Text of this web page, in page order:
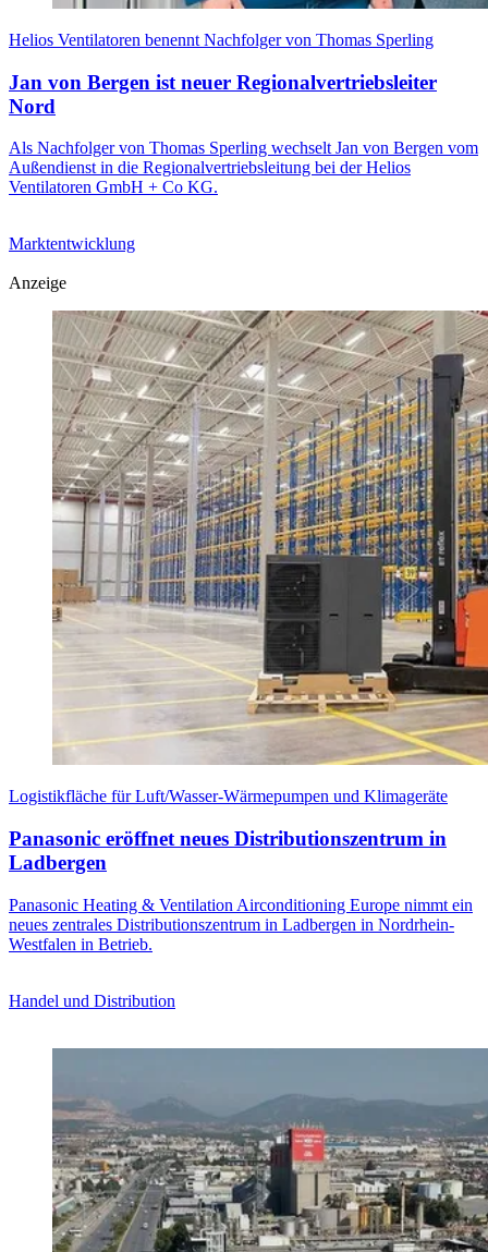
Helios Ventilatoren benennt Nachfolger von Thomas Sperling
Jan von Bergen ist neuer Regionalvertriebsleiter
Nord
Als Nachfolger von Thomas Sperling wechselt Jan von Bergen vom
Außendienst in die Regionalvertriebsleitung bei der Helios
Ventilatoren GmbH + Co KG.
Marktentwicklung
Anzeige
Logistikfläche für Luft/Wasser-Wärmepumpen und Klimageräte
Panasonic eröffnet neues Distributionszentrum in
Ladbergen
Panasonic Heating & Ventilation Airconditioning Europe nimmt ein
neues zentrales Distributionszentrum in Ladbergen in Nordrhein-
Westfalen in Betrieb.
Handel und Distribution